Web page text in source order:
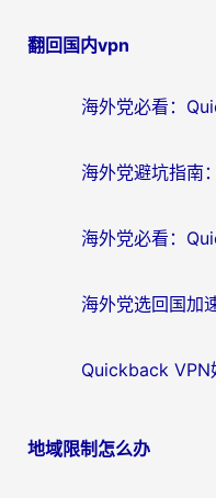
导
翻回国内vpn
地域限制怎么办